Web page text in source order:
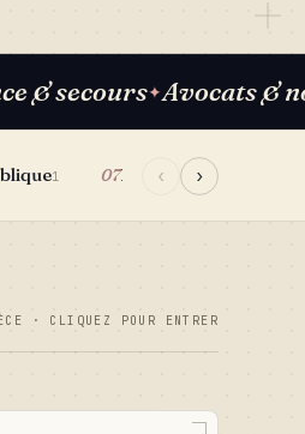
& secours✦Avocats &
1 07Blog9 08
‹ ›
· CLIQUEZ POUR ENTRER